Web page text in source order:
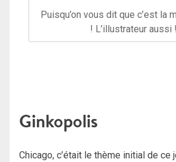
Puisqu’on vous dit que c’est la
! L’illustrateur aussi !
Ginkopolis
Chicago, c’était le thème initial de ce